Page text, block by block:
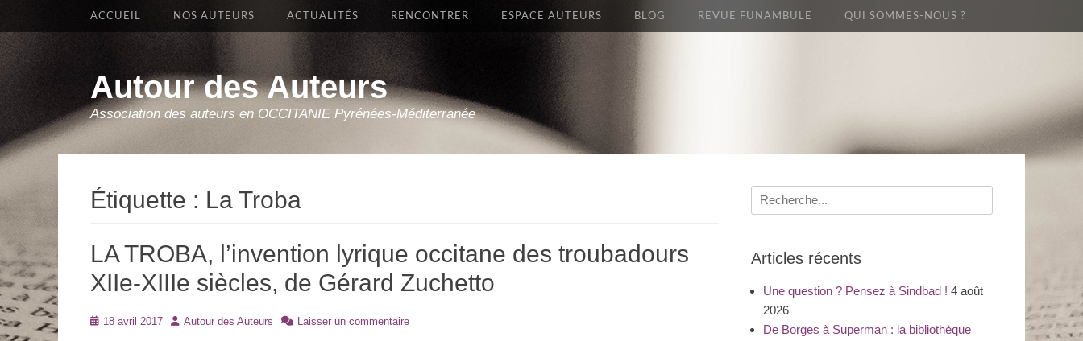
Autour des Auteurs
Association des auteurs en OCCITANIE Pyrénées-Méditerranée
Premier Menu
Aller
ACCUEIL NOS AUTEURS ACTUALITÉS RENCONTRER ESPACE AUTEURS BLOG REVUE FUNAMBULE QUI SOMMES-NOUS ?
Étiquette : La Troba
LA TROBA, l’invention lyrique occitane des troubadours
XIIe-XIIIe siècles, de Gérard Zuchetto
Posté18 avril 2017 Auteur
Autour des Auteurs Laisser un commentaire
Recherche
pour
Articles récents
Une question ? Pensez à Sindbad ! 4 août
2026
De Borges à Superman : la bibliothèque